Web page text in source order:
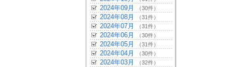
2024年09月 （30件）
2024年08月 （31件）
2024年07月 （31件）
2024年06月 （30件）
2024年05月 （31件）
2024年04月 （30件）
2024年03月 （32件）